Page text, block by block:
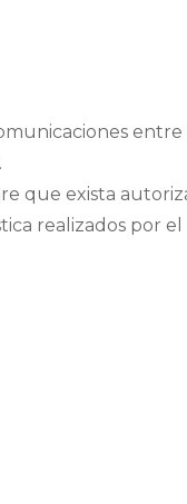
entre
que exista
realizados por el